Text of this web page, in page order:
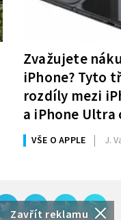
Zavřít reklamu
Zvažujete
iPhone? Tyto
rozdíly mezi
a iPhone Ultra
rozhodnutí
VŠE O APPLE J.